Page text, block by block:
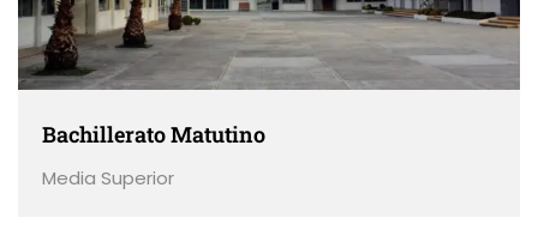
Bachillerato Matutino
Media Superior